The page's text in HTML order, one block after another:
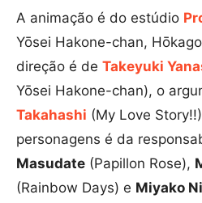
A animação é do estúdio
Yōsei Hakone-chan,
direção é de Takeyuki
Yōsei Hakone-chan), o
Takahashi (My Love
personagens é da
Masudate (Papillon Rose),
(Rainbow Days) e Miyako